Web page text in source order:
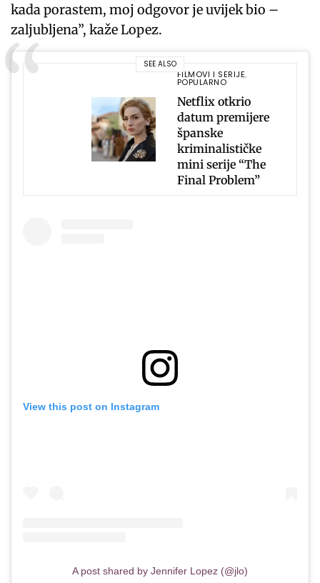
kada porastem, moj odgovor je uvijek bio –
zaljubljena”, kaže Lopez.
SEE ALSO
FILMOVI I SERIJE,
POPULARNO
Netflix otkrio
datum premijere
španske
kriminalističke
mini serije “The
Final Problem”
View this post on Instagram
A post shared by Jennifer Lopez (@jlo)